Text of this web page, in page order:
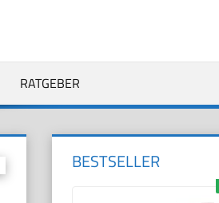
RATGEBER
BESTSELLER